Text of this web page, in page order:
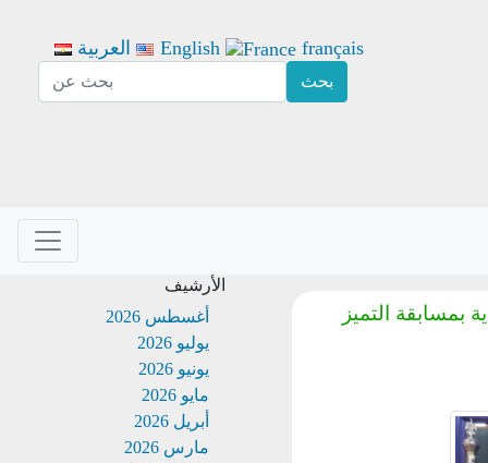
التميز
الأرشيف
أغسطس 2026
يوليو 2026
يونيو 2026
مايو 2026
أبريل 2026
مارس 2026
العربية English français